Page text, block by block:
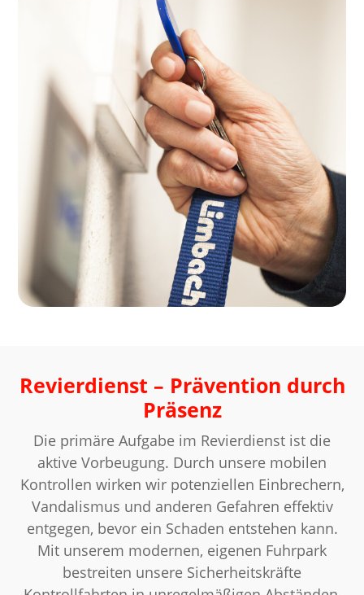
Revierdienst – Prävention durch
Präsenz
Die primäre Aufgabe im Revierdienst ist die
aktive Vorbeugung. Durch unsere mobilen
Kontrollen wirken wir potenziellen Einbrechern,
Vandalismus und anderen Gefahren effektiv
entgegen, bevor ein Schaden entstehen kann.
Mit unserem modernen, eigenen Fuhrpark
bestreiten unsere Sicherheitskräfte